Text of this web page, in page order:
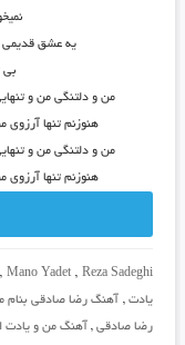
یه عشق قدیمی
بی
من و دلتنگی من و
هنوزنم تنها آرزوی
من و دلتنگی من و
هنوزنم تنها آرزوی
Mano Yadet , Reza Sadeghi
,
یادت, آهنگ رضا صادقی بنام
رضا صادقی, آهنگ من و یادت